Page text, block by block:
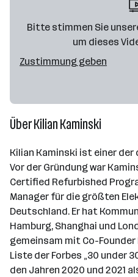
Bitte stimmen Sie
um dieses
Zustimmung geben
Über Kilian Kaminski
Kilian Kaminski ist einer der
Vor der Gründung war
Certified Refurbished
Manager für die größten
Deutschland. Er hat
Hamburg, Shanghai und
gemeinsam mit Co-
Liste der Forbes „30 under
den Jahren 2020 und 2021